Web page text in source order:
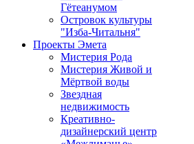
Гётеанумом
Островок культуры
"Изба-Читальня"
Проекты Эмета
Мистерия Рода
Мистерия Живой и
Мёртвой воды
Звездная
недвижимость
Креативно-
дизайнерский центр